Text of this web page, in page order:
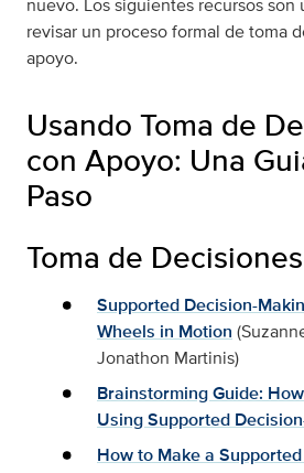
revisar un proceso formal de toma
apoyo.
Usando Toma de
con Apoyo: Una
Paso
Toma de
Supported Decision-
Wheels in Motion
Jonathon Martinis)
Brainstorming Guide:
Using Supported
How to Make a